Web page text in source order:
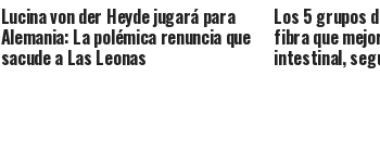
Lucina von der Heyde jugará para
Alemania: La polémica renuncia que
sacude a Las Leonas
Los 5 grupos
fibra que
intestinal,